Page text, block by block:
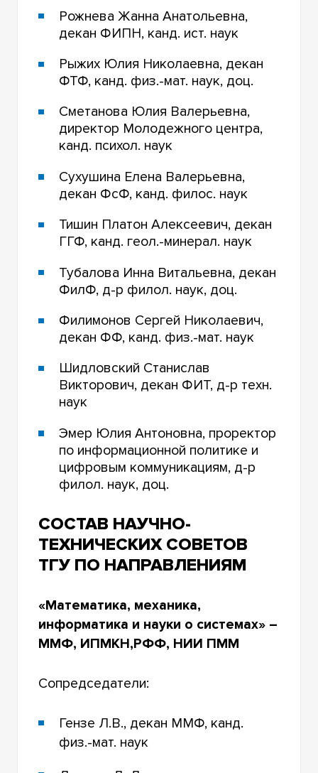
Рожнева Жанна Анатольевна,
декан ФИПН, канд. ист. наук
Рыжих Юлия Николаевна, декан
ФТФ, канд. физ.-мат. наук, доц.
Сметанова Юлия Валерьевна,
директор Молодежного центра,
канд. психол. наук
Сухушина Елена Валерьевна,
декан ФсФ, канд. филос. наук
Тишин Платон Алексеевич, декан
ГГФ, канд. геол.-минерал. наук
Тубалова Инна Витальевна, декан
ФилФ, д-р филол. наук, доц.
Филимонов Сергей Николаевич,
декан ФФ, канд. физ.-мат. наук
Шидловский Станислав
Викторович, декан ФИТ, д-р техн.
наук
Эмер Юлия Антоновна, проректор
по информационной политике и
цифровым коммуникациям, д-р
филол. наук, доц.
СОСТАВ НАУЧНО-
ТЕХНИЧЕСКИХ СОВЕТОВ
ТГУ ПО НАПРАВЛЕНИЯМ
«Математика, механика,
информатика и науки о системах» –
ММФ, ИПМКН,РФФ, НИИ ПММ
Сопредседатели:
Гензе Л.В., декан ММФ, канд.
физ.-мат. наук